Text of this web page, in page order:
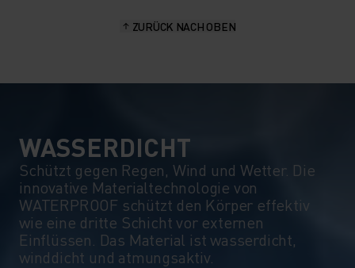
ZURÜCK NACH OBEN
WASSERDICHT
Schützt gegen Regen, Wind und Wetter. Die
innovative Materialtechnologie von
WATERPROOF schützt den Körper effektiv
wie eine dritte Schicht vor externen
Einflüssen. Das Material ist wasserdicht,
winddicht und atmungsaktiv.